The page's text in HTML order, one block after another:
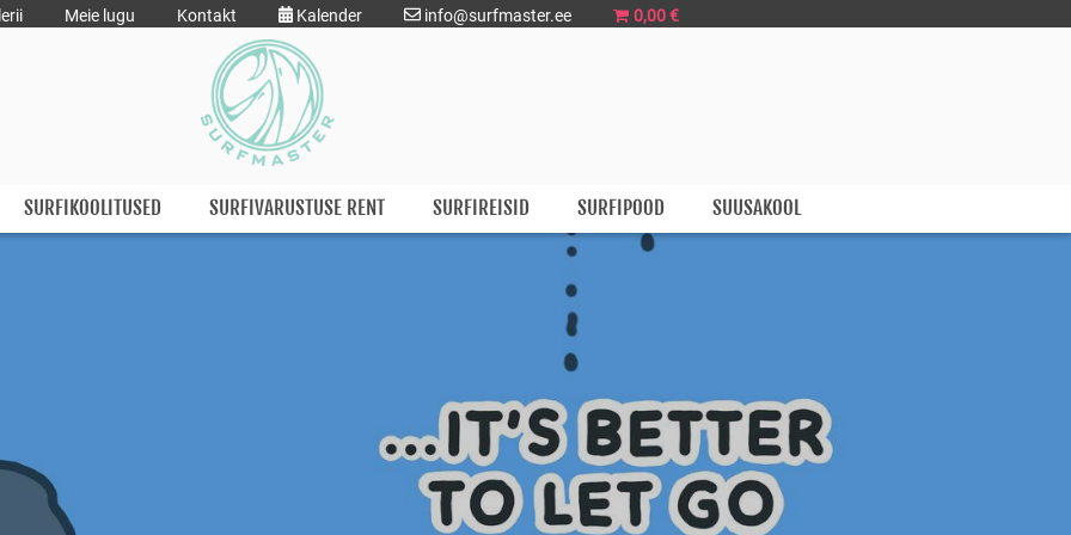
Meie lugu Kontakt Kalender info@surfmaster.ee 0,00 €
SURFIKOOLITUSED SURFIVARUSTUSE RENT SURFIREISID SURFIPOOD SUUSAKOOL
lahti laskmast.